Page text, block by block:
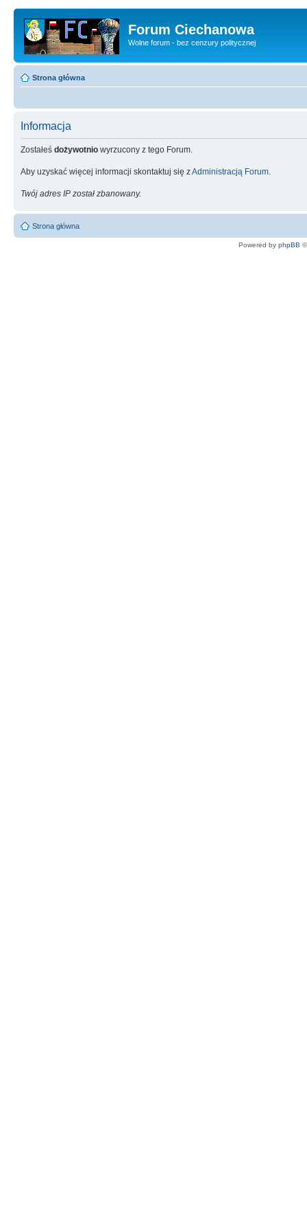
Forum Ciechanowa
Wolne forum - bez cenzury politycznej
Strona główna
Informacja
Zostałeś dożywotnio wyrzucony z tego Forum.
Aby uzyskać więcej informacji skontaktuj się zAdministracją Forum
Twój adres IP został zbanowany.
Strona główna
Powered by phpBB